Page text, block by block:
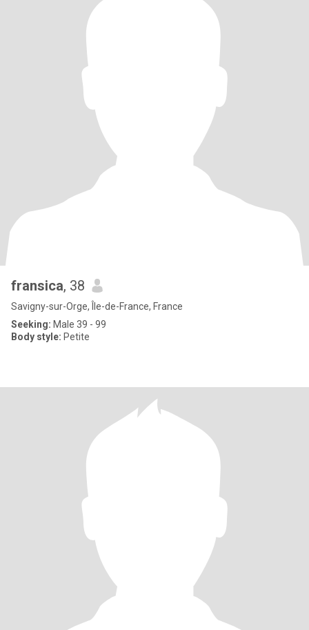
fransica, 38
Savigny-sur-Orge, Île-de-France, France
Seeking: Male 39 - 99
Body style: Petite